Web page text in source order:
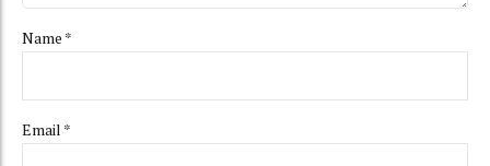
Name *
Email *